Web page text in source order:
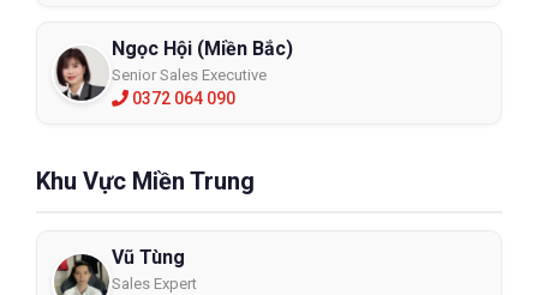
Ngọc Hội (Miền Bắc)
Senior Sales Executive
0372 064 090
Khu Vực Miền Trung
Vũ Tùng
Sales Expert